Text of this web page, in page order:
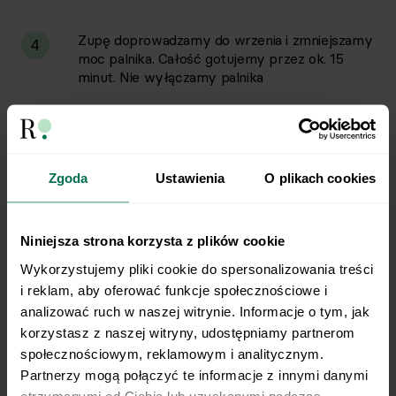
Zgoda Ustawienia O plikach cookies
Niniejsza strona korzysta z plików cookie
Wykorzystujemy pliki cookie do spersonalizowania treści
i reklam, aby oferować funkcje społecznościowe i
analizować ruch w naszej witrynie. Informacje o tym, jak
korzystasz z naszej witryny, udostępniamy partnerom
społecznościowym, reklamowym i analitycznym.
Partnerzy mogą połączyć te informacje z innymi danymi
4
Zupę doprowadzamy do wrzenia i zmniejszamy
moc palnika. Całość gotujemy przez ok. 15
minut. Nie wyłączamy palnika
5
W czasie gotowania zupy podsmażamy tofu na
groszek, ciecierzycę i tofu. Ponownie
przez kolejne 5 minut.
7 Przygotowaną zupę przelewamy do talerza.